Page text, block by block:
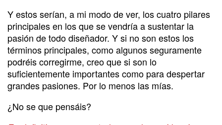
Y estos serían, a mi modo de ver, los cuatro pilares
principales en los que se vendría a sustentar la
pasión de todo diseñador. Y si no son estos los
términos principales, como algunos seguramente
podréis corregirme, creo que si son lo
suficientemente importantes como para despertar
grandes pasiones. Por lo menos las mías.
¿No se que pensáis?